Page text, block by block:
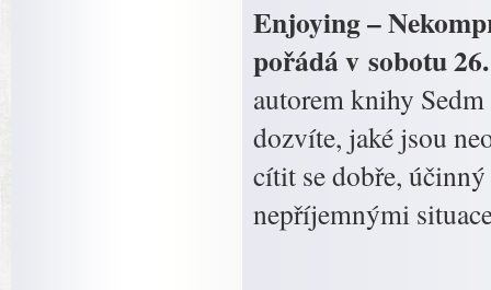
Enjoying –
pořádá v sobotu
autorem knihy
dozvíte, jaké jsou
cítit se dobře,
nepříjemnými